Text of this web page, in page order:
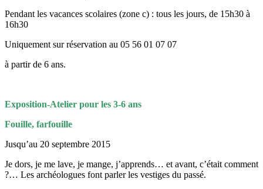
Pendant les vacances scolaires (zone c) : tous les jours, de 15h30 à
16h30
Uniquement sur réservation au 05 56 01 07 07
à partir de 6 ans.
Exposition-Atelier pour les 3-6 ans
Fouille, farfouille
Jusqu’au 20 septembre 2015
Je dors, je me lave, je mange, j’apprends… et avant, c’était comment
?… Les archéologues font parler les vestiges du passé.